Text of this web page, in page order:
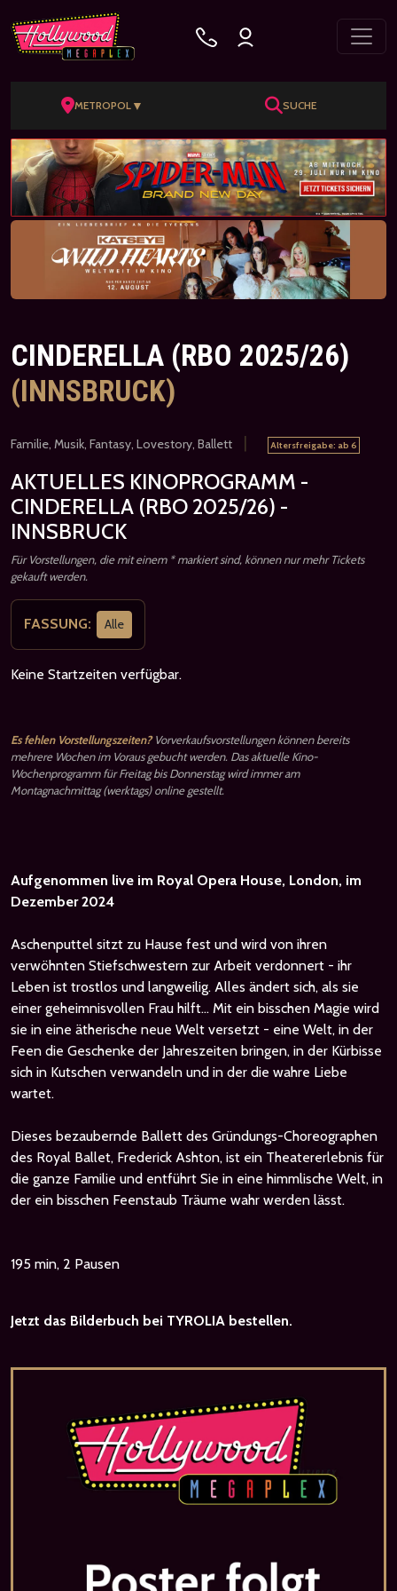
METROPOL ▼ SUCHE
CINDERELLA (RBO 2025/26)
(INNSBRUCK)
Familie, Musik, Fantasy, Lovestory, Ballett | Altersfreigabe: ab 6
AKTUELLES KINOPROGRAMM -
CINDERELLA (RBO 2025/26) -
INNSBRUCK
Für Vorstellungen, die mit einem * markiert sind, können nur mehr Tickets
gekauft werden.
FASSUNG: Alle
Keine Startzeiten verfügbar.
Es fehlen Vorstellungszeiten?Vorverkaufsvorstellungen können bereits
mehrere Wochen im Voraus gebucht werden. Das aktuelle Kino-
Wochenprogramm für Freitag bis Donnerstag wird immer am
Montagnachmittag (werktags) online gestellt.
Aufgenommen live im Royal Opera House, London, im
Dezember 2024
Aschenputtel sitzt zu Hause fest und wird von ihren
verwöhnten Stiefschwestern zur Arbeit verdonnert - ihr
Leben ist trostlos und langweilig. Alles ändert sich, als sie
einer geheimnisvollen Frau hilft... Mit ein bisschen Magie wird
sie in eine ätherische neue Welt versetzt - eine Welt, in der
Feen die Geschenke der Jahreszeiten bringen, in der Kürbisse
sich in Kutschen verwandeln und in der die wahre Liebe
wartet.
Dieses bezaubernde Ballett des Gründungs-Choreographen
des Royal Ballet, Frederick Ashton, ist ein Theatererlebnis für
die ganze Familie und entführt Sie in eine himmlische Welt, in
der ein bisschen Feenstaub Träume wahr werden lässt.
195 min, 2 Pausen
Jetzt das Bilderbuch bei TYROLIA bestellen.